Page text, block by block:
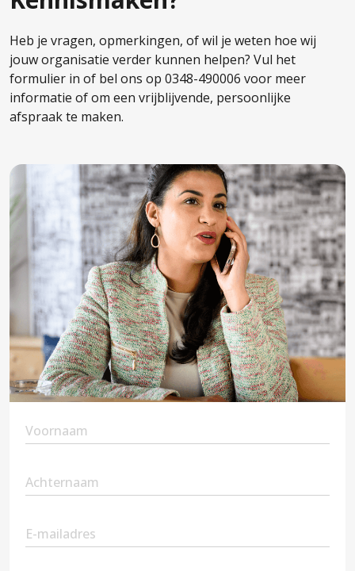
Heb je vragen, opmerkingen, of wil je weten hoe wij
jouw organisatie verder kunnen helpen? Vul het
formulier in of bel ons op 0348-490006 voor meer
informatie of om een vrijblijvende, persoonlijke
afspraak te maken.
First
Name(Vereist)
Second
Name(Vereist)
Email(Vereist)